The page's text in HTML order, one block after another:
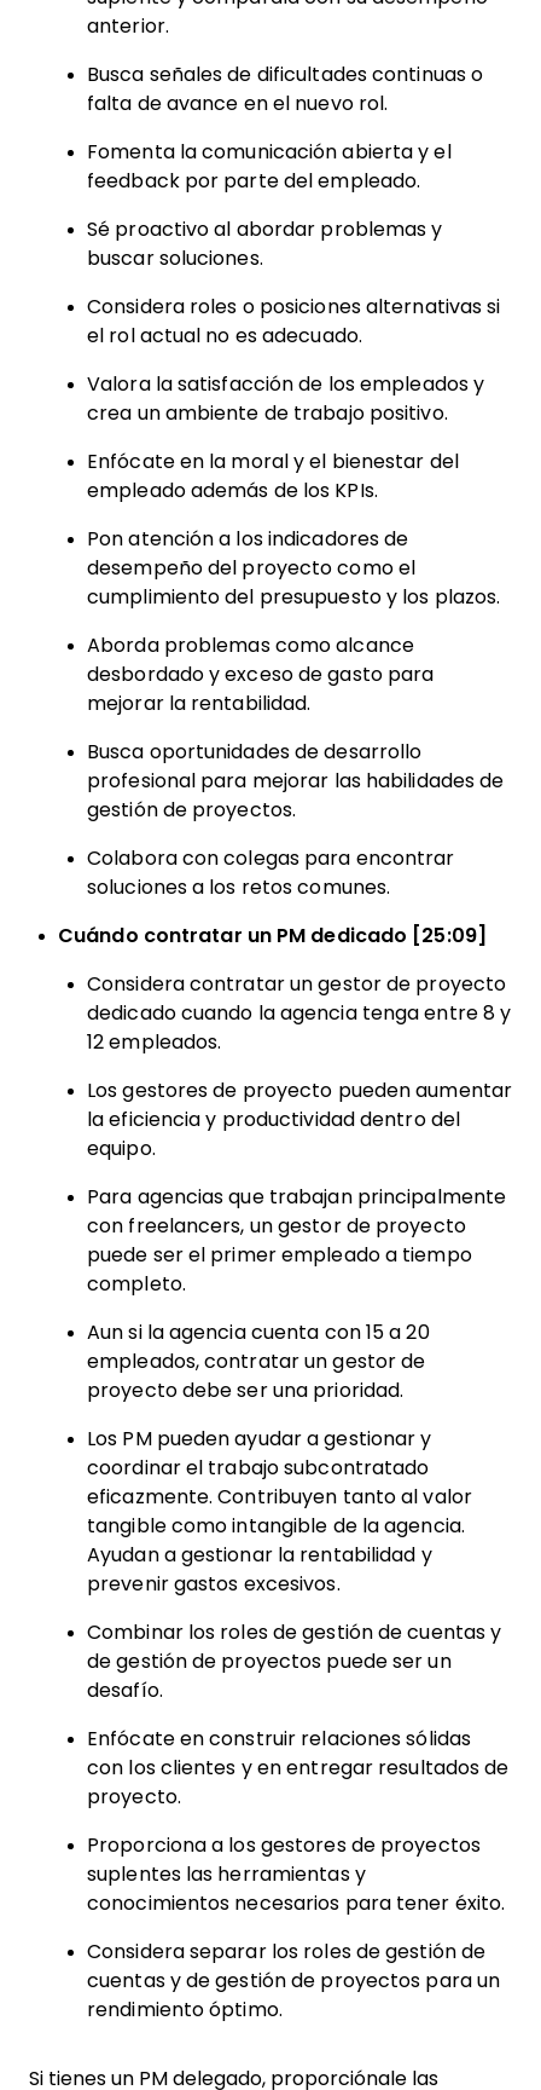
anterior.
Busca señales de dificultades continuas o
falta de avance en el nuevo rol.
Fomenta la comunicación abierta y el
feedback por parte del empleado.
Sé proactivo al abordar problemas y
buscar soluciones.
Considera roles o posiciones alternativas si
el rol actual no es adecuado.
Valora la satisfacción de los empleados y
crea un ambiente de trabajo positivo.
Enfócate en la moral y el bienestar del
empleado además de los KPIs.
Pon atención a los indicadores de
desempeño del proyecto como el
cumplimiento del presupuesto y los plazos.
Aborda problemas como alcance
desbordado y exceso de gasto para
mejorar la rentabilidad.
Busca oportunidades de desarrollo
profesional para mejorar las habilidades de
gestión de proyectos.
Colabora con colegas para encontrar
soluciones a los retos comunes.
Cuándo contratar un PM dedicado [25:09]
Considera contratar un gestor de proyecto
dedicado cuando la agencia tenga entre 8 y
12 empleados.
Los gestores de proyecto pueden aumentar
la eficiencia y productividad dentro del
equipo.
Para agencias que trabajan principalmente
con freelancers, un gestor de proyecto
puede ser el primer empleado a tiempo
completo.
Aun si la agencia cuenta con 15 a 20
empleados, contratar un gestor de
proyecto debe ser una prioridad.
Los PM pueden ayudar a gestionar y
coordinar el trabajo subcontratado
eficazmente. Contribuyen tanto al valor
tangible como intangible de la agencia.
Ayudan a gestionar la rentabilidad y
prevenir gastos excesivos.
Combinar los roles de gestión de cuentas y
de gestión de proyectos puede ser un
desafío.
Enfócate en construir relaciones sólidas
con los clientes y en entregar resultados de
proyecto.
Proporciona a los gestores de proyectos
suplentes las herramientas y
conocimientos necesarios para tener éxito.
Considera separar los roles de gestión de
cuentas y de gestión de proyectos para un
rendimiento óptimo.
Si tienes un PM delegado, proporciónale las